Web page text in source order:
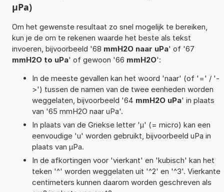
µPa)
Om het gewenste resultaat zo snel mogelijk te bereiken,
kun je de om te rekenen waarde het beste als tekst
invoeren, bijvoorbeeld '68 mmH2O naar uPa' of '67
mmH2O to uPa' of gewoon '66 mmH2O':
In de meeste gevallen kan het woord 'naar' (of '=' / '-
>') tussen de namen van de twee eenheden worden
weggelaten, bijvoorbeeld '64 mmH2O uPa' in plaats
van '65 mmH2O naar uPa'.
In plaats van de Griekse letter 'µ' (= micro) kan een
eenvoudige 'u' worden gebruikt, bijvoorbeeld uPa in
plaats van µPa.
In de afkortingen voor 'vierkant' en 'kubisch' kan het
teken '^' worden weggelaten uit '^2' en '^3'. Vierkante
centimeters kunnen daarom worden geschreven als